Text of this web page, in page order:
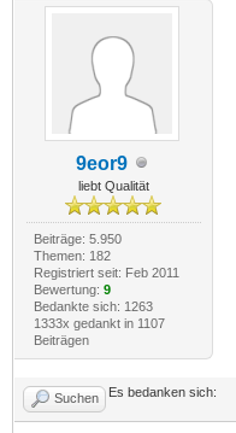
9eor9
liebt Qualität
Beiträge: 5.950
Themen: 182
Registriert seit: Feb 2011
Bewertung: 9
Bedankte sich: 1263
1333x gedankt in 1107
Beiträgen
Suchen Es bedanken sich: